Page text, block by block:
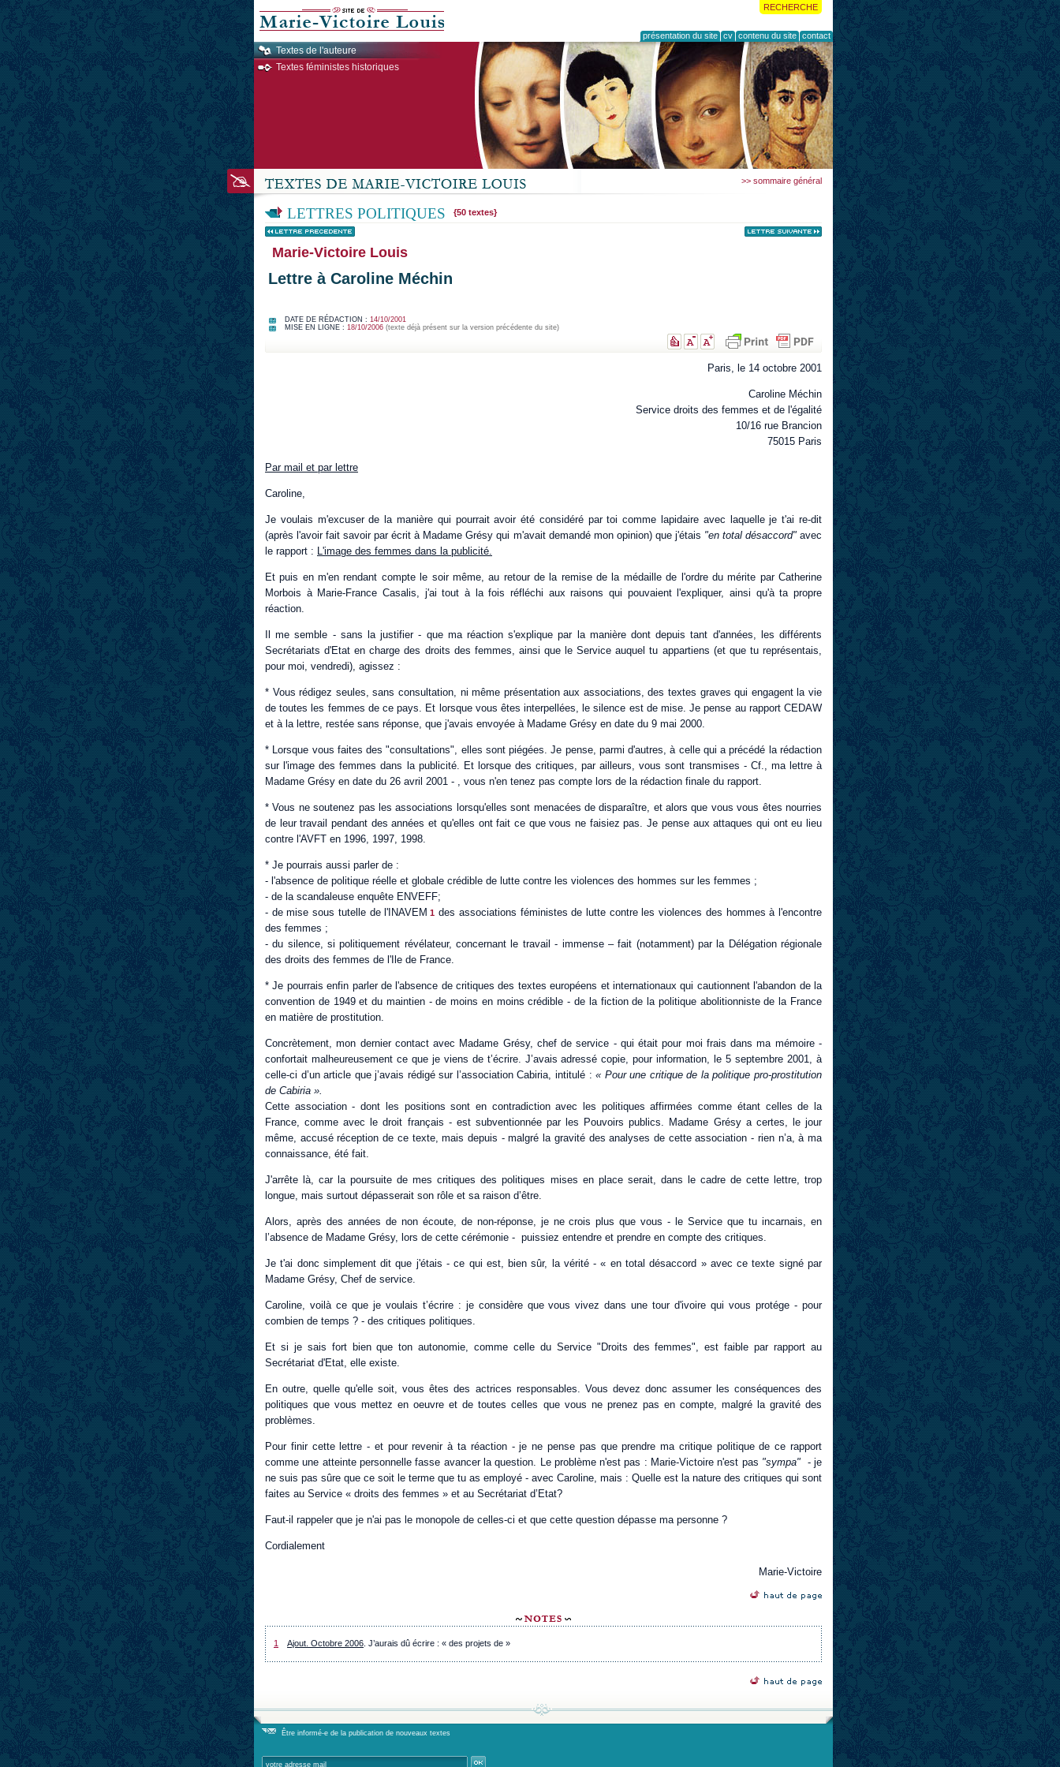
RECHERCHE
présentation du site cv contenu du site contact
Textes de l'auteure
Textes féministes historiques
>> sommaire général
LETTRES POLITIQUES {50 textes}
Marie-Victoire Louis
Lettre à Caroline Méchin
DATE DE RÉDACTION : 14/10/2001
MISE EN LIGNE : 18/10/2006 (texte déjà présent sur la version précédente du site)
Paris, le 14 octobre 2001
Caroline Méchin
Service droits des femmes et de l'égalité
10/16 rue Brancion
75015 Paris
Par mail et par lettre
Caroline,
Je voulais m'excuser de la manière qui pourrait avoir été considéré par toi comme lapidaire avec laquelle je t'ai re-dit
(après l'avoir fait savoir par écrit à Madame Grésy qui m'avait demandé mon opinion) que j'étais "en total désaccord"avec
le rapport : L'image des femmes dans la publicité.
Et puis en m'en rendant compte le soir même, au retour de la remise de la médaille de l'ordre du mérite par Catherine
Morbois à Marie-France Casalis, j'ai tout à la fois réfléchi aux raisons qui pouvaient l'expliquer, ainsi qu'à ta propre
réaction.
Il me semble - sans la justifier - que ma réaction s'explique par la manière dont depuis tant d'années, les différents
Secrétariats d'Etat en charge des droits des femmes, ainsi que le Service auquel tu appartiens (et que tu représentais,
pour moi, vendredi), agissez :
* Vous rédigez seules, sans consultation, ni même présentation aux associations, des textes graves qui engagent la vie
de toutes les femmes de ce pays. Et lorsque vous êtes interpellées, le silence est de mise. Je pense au rapport CEDAW
et à la lettre, restée sans réponse, que j'avais envoyée à Madame Grésy en date du 9 mai 2000.
* Lorsque vous faites des "consultations", elles sont piégées. Je pense, parmi d'autres, à celle qui a précédé la rédaction
sur l'image des femmes dans la publicité. Et lorsque des critiques, par ailleurs, vous sont transmises - Cf., ma lettre à
Madame Grésy en date du 26 avril 2001 - , vous n'en tenez pas compte lors de la rédaction finale du rapport.
* Vous ne soutenez pas les associations lorsqu'elles sont menacées de disparaître, et alors que vous vous êtes nourries
de leur travail pendant des années et qu'elles ont fait ce que vous ne faisiez pas. Je pense aux attaques qui ont eu lieu
contre l'AVFT en 1996, 1997, 1998.
* Je pourrais aussi parler de :
- l'absence de politique réelle et globale crédible de lutte contre les violences des hommes sur les femmes ;
- de la scandaleuse enquête ENVEFF;
- de mise sous tutelle de l'INAVEM 1 des associations féministes de lutte contre les violences des hommes à l'encontre
des femmes ;
- du silence, si politiquement révélateur, concernant le travail - immense – fait (notamment) par la Délégation régionale
des droits des femmes de l'Ile de France.
* Je pourrais enfin parler de l'absence de critiques des textes européens et internationaux qui cautionnent l'abandon de la
convention de 1949 et du maintien - de moins en moins crédible - de la fiction de la politique abolitionniste de la France
en matière de prostitution.
Concrètement, mon dernier contact avec Madame Grésy, chef de service - qui était pour moi frais dans ma mémoire -
confortait malheureusement ce que je viens de t’écrire. J’avais adressé copie, pour information, le 5 septembre 2001, à
celle-ci d’un article que j’avais rédigé sur l’association Cabiria, intitulé :« Pour une critique de la politique pro-prostitution
de Cabiria ».
Cette association - dont les positions sont en contradiction avec les politiques affirmées comme étant celles de la
France, comme avec le droit français - est subventionnée par les Pouvoirs publics. Madame Grésy a certes, le jour
même, accusé réception de ce texte, mais depuis - malgré la gravité des analyses de cette association - rien n’a, à ma
connaissance, été fait.
J'arrête là, car la poursuite de mes critiques des politiques mises en place serait, dans le cadre de cette lettre, trop
longue, mais surtout dépasserait son rôle et sa raison d’être.
Alors, après des années de non écoute, de non-réponse, je ne crois plus que vous - le Service que tu incarnais, en
l’absence de Madame Grésy, lors de cette cérémonie - puissiez entendre et prendre en compte des critiques.
Je t'ai donc simplement dit que j'étais - ce qui est, bien sûr, la vérité - « en total désaccord » avec ce texte signé par
Madame Grésy, Chef de service.
Caroline, voilà ce que je voulais t’écrire : je considère que vous vivez dans une tour d'ivoire qui vous protége - pour
combien de temps ? - des critiques politiques.
Et si je sais fort bien que ton autonomie, comme celle du Service "Droits des femmes", est faible par rapport au
Secrétariat d'Etat, elle existe.
En outre, quelle qu'elle soit, vous êtes des actrices responsables. Vous devez donc assumer les conséquences des
politiques que vous mettez en oeuvre et de toutes celles que vous ne prenez pas en compte, malgré la gravité des
problèmes.
Pour finir cette lettre - et pour revenir à ta réaction - je ne pense pas que prendre ma critique politique de ce rapport
comme une atteinte personnelle fasse avancer la question. Le problème n'est pas : Marie-Victoire n'est pas "sympa" - je
ne suis pas sûre que ce soit le terme que tu as employé - avec Caroline, mais : Quelle est la nature des critiques qui sont
faites au Service « droits des femmes » et au Secrétariat d’Etat?
Faut-il rappeler que je n'ai pas le monopole de celles-ci et que cette question dépasse ma personne ?
Cordialement
Marie-Victoire
1 Ajout. Octobre 2006 . J’aurais dû écrire : « des projets de »
Être informé-e de la publication de nouveaux textes